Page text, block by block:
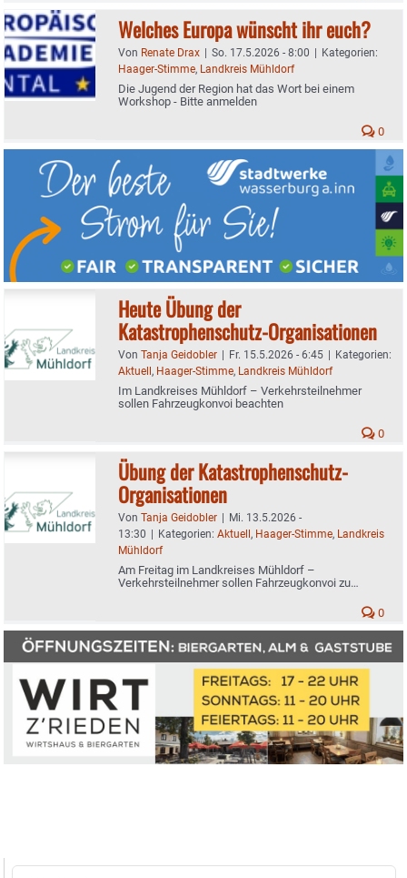
Welches Europa wünscht ihr euch?
Von Renate Drax | So. 17.5.2026 - 8:00 | Kategorien:
Haager-Stimme, Landkreis Mühldorf
Die Jugend der Region hat das Wort bei einem
Workshop - Bitte anmelden
0
Heute Übung der
Katastrophenschutz-Organisationen
Von Tanja Geidobler Fr. 15.5.2026 - 6:45
Kategorien:
Aktuell , Haager-Stimme, Landkreis Mühldorf
Im Landkreises Mühldorf – Verkehrsteilnehmer
sollen Fahrzeugkonvoi beachten
0
Übung der Katastrophenschutz-
Organisationen
Von Tanja Geidobler
Mi. 13.5.2026 -
13:30
Kategorien: Aktuell , Haager-Stimme, Landkreis
Mühldorf
Am Freitag im Landkreises Mühldorf –
Verkehrsteilnehmer sollen Fahrzeugkonvoi zu
0